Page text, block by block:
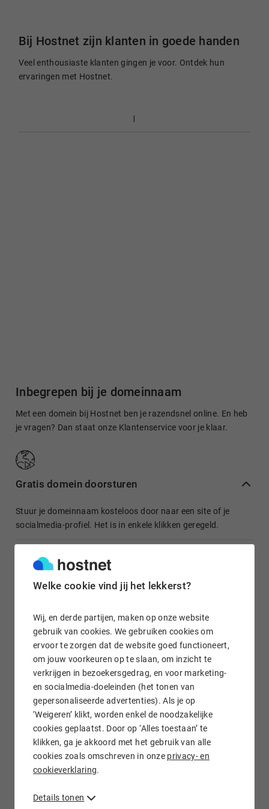
Welke cookie vind jij het lekkerst?
Wij, en derde partijen, maken op onze website
gebruik van cookies. We gebruiken cookies om
ervoor te zorgen dat de website goed functioneert,
om jouw voorkeuren op te slaan, om inzicht te
verkrijgen in bezoekersgedrag, en voor marketing-
en socialmedia-doeleinden (het tonen van
gepersonaliseerde advertenties). Als je op
‘Weigeren’ klikt, worden enkel de noodzakelijke
cookies geplaatst. Door op ‘Alles toestaan’ te
klikken, ga je akkoord met het gebruik van alle
cookies zoals omschreven in onze privacy- en
cookieverklaring.
Details tonen
Bij Hostnet zijn klanten in goede handen
Veel enthousiaste klanten gingen je voor. Ontdek hun
ervaringen met Hostnet.
Inbegrepen bij je domeinnaam
Met een domein bij Hostnet ben je razendsnel online. En heb
je vragen? Dan staat onze Klantenservice voor je klaar.
Gratis domein doorsturen
Stuur je domeinnaam kosteloos door naar een site of je
socialmedia-profiel. Het is in enkele klikken geregeld.
Gratis e-mail doorsturen
Wij staan voor je klaar!
.QA domein registreren bij Hostnet
Het .QA domein is de domeinnaam van Qatar en wordt met
domeinnaam registreren